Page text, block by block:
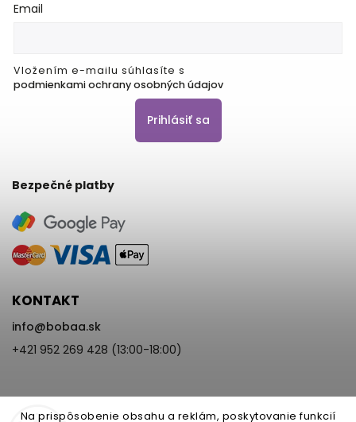
Na prispôsobenie obsahu a reklám, poskytovanie funkcií
Email
Vložením e-mailu súhlasíte s
podmienkami ochrany osobných údajov
Prihlásiť sa
Bezpečné platby
KONTAKT
info@bobaa.sk
+421 952 269 428 (13:00-18:00)